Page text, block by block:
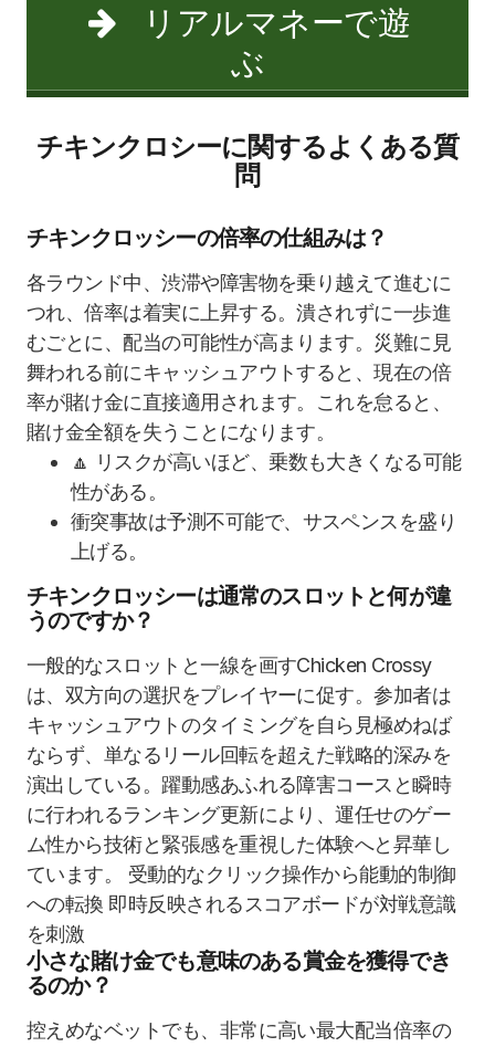
リアルマネーで遊
ぶ
チキンクロシーに関するよくある質
問
チキンクロッシーの倍率の仕組みは？
各ラウンド中、渋滞や障害物を乗り越えて進むに
つれ、倍率は着実に上昇する。潰されずに一歩進
むごとに、配当の可能性が高まります。災難に見
舞われる前にキャッシュアウトすると、現在の倍
率が賭け金に直接適用されます。これを怠ると、
賭け金全額を失うことになります。
🔼 リスクが高いほど、乗数も大きくなる可能
性がある。
衝突事故は予測不可能で、サスペンスを盛り
上げる。
チキンクロッシーは通常のスロットと何が違
うのですか？
一般的なスロットと一線を画すChicken Crossy
は、双方向の選択をプレイヤーに促す。参加者は
キャッシュアウトのタイミングを自ら見極めねば
ならず、単なるリール回転を超えた戦略的深みを
演出している。躍動感あふれる障害コースと瞬時
に行われるランキング更新により、運任せのゲー
ム性から技術と緊張感を重視した体験へと昇華し
ています。 受動的なクリック操作から能動的制御
への転換 即時反映されるスコアボードが対戦意識
を刺激
小さな賭け金でも意味のある賞金を獲得でき
るのか？
控えめなベットでも、非常に高い最大配当倍率の